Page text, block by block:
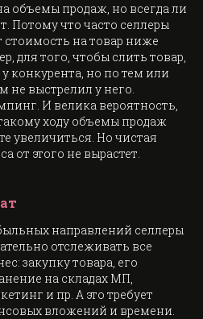
объемы продаж, но всегда ли
Потому что часто селлеры
стоимость на товар ниже
для того, чтобы слить товар,
конкурента, но по тем или
выстрелил у него.
И велика вероятность,
ходу объемы продаж
увеличиться. Но чистая
от этого не вырастет.
направлений селлеры
отслеживать все
закупку товара, его
на складах МП,
и пр. А это требует
вложений и времени.